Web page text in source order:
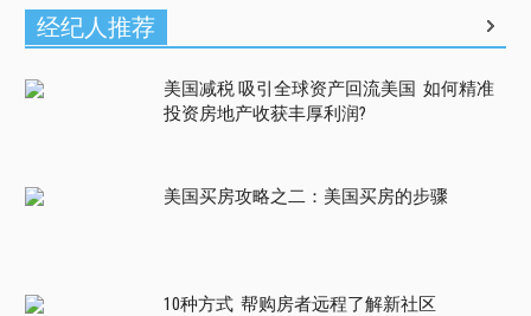
经纪人推荐
美国减税 吸引全球资产回流美国 如何精准
投资房地产收获丰厚利润?
美国买房攻略之二：美国买房的步骤
10种方式 帮购房者远程了解新社区